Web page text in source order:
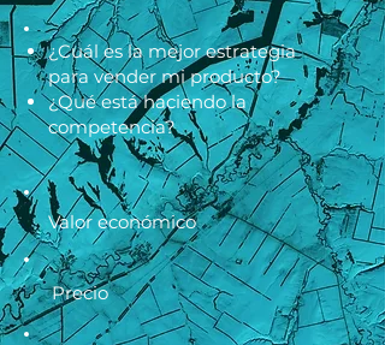
¿Cuál es la mejor estrategia
para vender mi producto?
¿Qué está haciendo la
competencia?
Valor económico
Precio